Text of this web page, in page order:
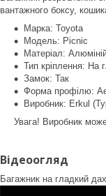
вантажного боксу,
Марка: Toyota
Модель: Picnic
Матеріал:
Тип кріплення: На
Замок: Так
Форма профілю:
Виробник: Erkul
Увага! Виробник
Відеоогляд
Багажник на гладкий